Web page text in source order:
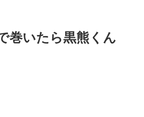
巻いたら黒熊くん